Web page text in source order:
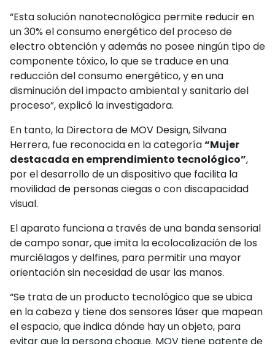
“Esta solución nanotecnológica permite reducir en
un 30% el consumo energético del proceso de
electro obtención y además no posee ningún tipo de
componente tóxico, lo que se traduce en una
reducción del consumo energético, y en una
disminución del impacto ambiental y sanitario del
proceso”, explicó la investigadora.
En tanto, la Directora de MOV Design, Silvana
Herrera, fue reconocida en la categoría“Mujer
destacada en emprendimiento tecnológico”,
por el desarrollo de un dispositivo que facilita la
movilidad de personas ciegas o con discapacidad
visual.
El aparato funciona a través de una banda sensorial
de campo sonar, que imita la ecolocalización de los
murciélagos y delfines, para permitir una mayor
orientación sin necesidad de usar las manos.
“Se trata de un producto tecnológico que se ubica
en la cabeza y tiene dos sensores láser que mapean
el espacio, que indica dónde hay un objeto, para
evitar que la persona choque. MOV tiene patente de